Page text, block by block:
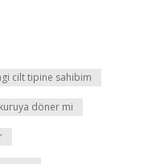
cilt tipine sahibim
döner mi